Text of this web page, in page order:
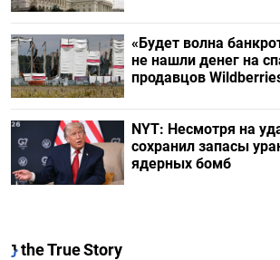
«Будет волна
не нашли денег на
продавцов
NYT: Несмотря на
сохранил запасы
ядерных бомб